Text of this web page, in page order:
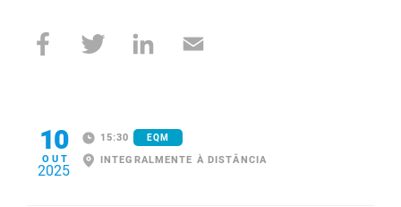
10
OUT
2025
15:30 EQM
INTEGRALMENTE À DISTÂNCIA